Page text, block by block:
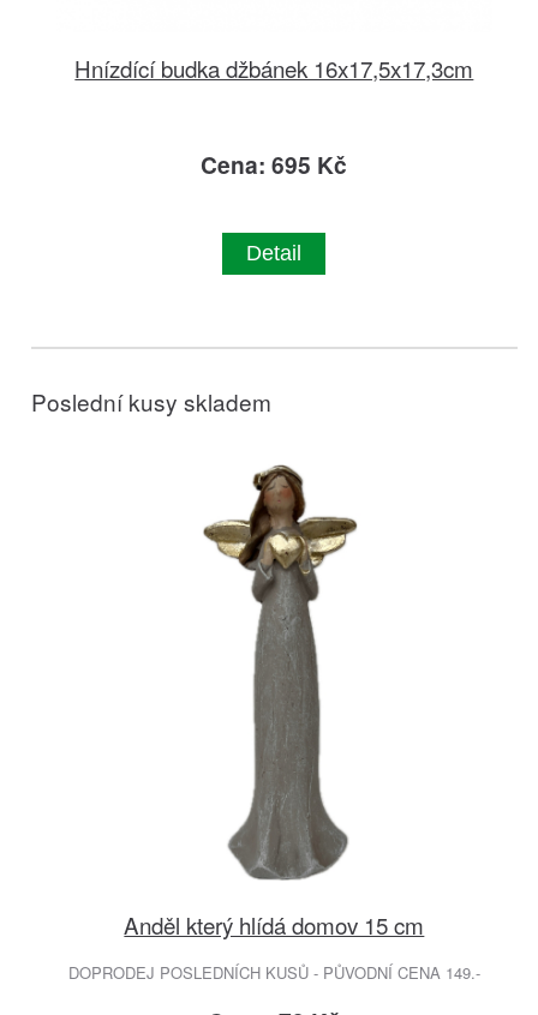
Hnízdící budka džbánek 16x17,5x17,3cm
Cena: 695 Kč
Detail
Poslední kusy skladem
Anděl který hlídá domov 15 cm
DOPRODEJ POSLEDNÍCH KUSŮ - PŮVODNÍ CENA 149.-